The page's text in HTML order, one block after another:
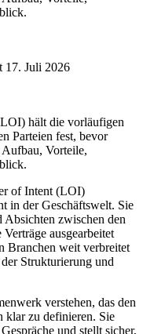
17. Juli 2026
hält die vorläufigen
Parteien fest, bevor
Aufbau, Vorteile,
of Intent (LOI)
in der Geschäftswelt. Sie
Absichten zwischen den
ausgearbeitet
Branchen weit verbreitet
Strukturierung und
verstehen, das den
klar zu definieren. Sie
und stellt sicher,